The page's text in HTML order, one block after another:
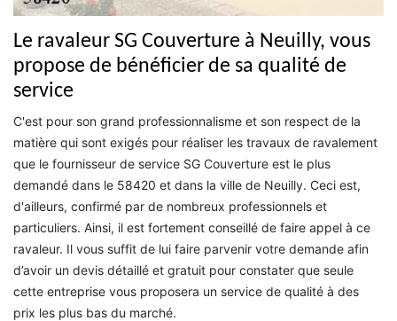
Le ravaleur SG Couverture à Neuilly, vous
propose de bénéficier de sa qualité de
service
C'est pour son grand professionnalisme et son respect de la
matière qui sont exigés pour réaliser les travaux de ravalement
que le fournisseur de service SG Couverture est le plus
demandé dans le 58420 et dans la ville de Neuilly. Ceci est,
d'ailleurs, confirmé par de nombreux professionnels et
particuliers. Ainsi, il est fortement conseillé de faire appel à ce
ravaleur. Il vous suffit de lui faire parvenir votre demande afin
d’avoir un devis détaillé et gratuit pour constater que seule
cette entreprise vous proposera un service de qualité à des
prix les plus bas du marché.